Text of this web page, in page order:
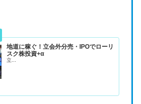
地道に稼ぐ！立会外分売・IPOでローリ
スク株投資+α
立...